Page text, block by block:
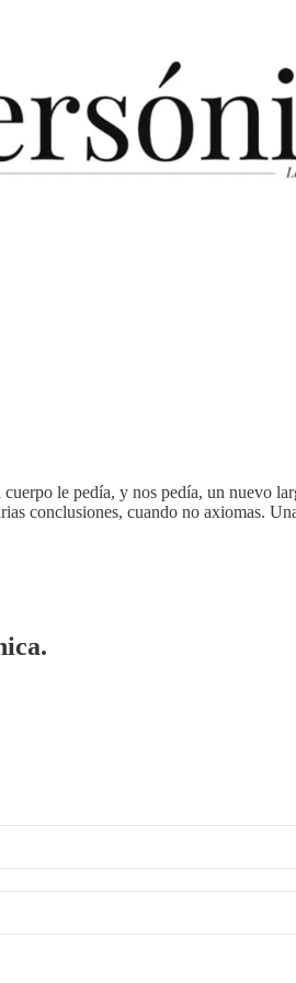
le pedía, y nos pedía, un nuevo
conclusiones, cuando no axiomas.